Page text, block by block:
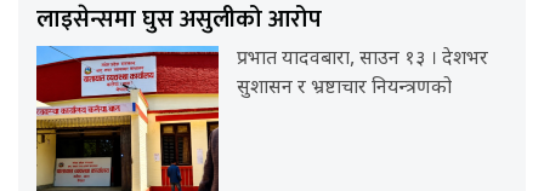
लाइसेन्समा घुस असुलीको आरोप
प्रभात यादवबारा, साउन १३ । देशभर
सुशासन र भ्रष्टाचार नियन्त्रणको